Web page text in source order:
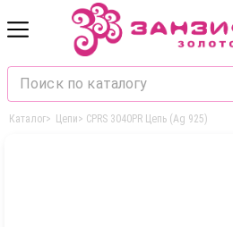
Каталог> Цепи> CPRS 3040PR Цепь (Ag 925)